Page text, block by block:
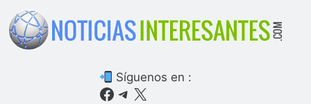
Saltar
contenido
Síguenos en :
Facebook
Telegram
X